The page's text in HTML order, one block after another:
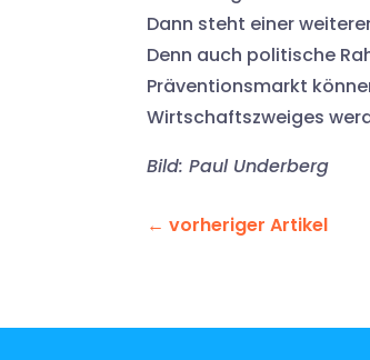
Dann steht einer
Denn auch politische
Präventionsmarkt
Wirtschaftszweiges
Bild: Paul Underberg
← vorheriger Artikel